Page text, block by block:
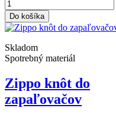
Do košíka
Skladom
Spotrebný materiál
Zippo knôt do
zapaľovačov